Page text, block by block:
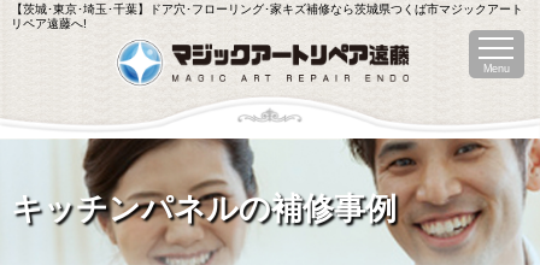
【茨城･東京･埼玉･千葉】ドア穴･フローリング･家キズ補修なら茨城県つくば市マジックアート
リペア遠藤へ!
キッチンパネルの補修事例
Menu